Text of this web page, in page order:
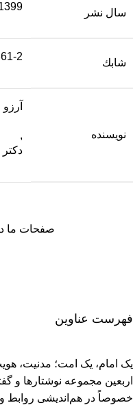
فهرست عناوین
یک امام، یک امت؛ مدنیت،
خصوصاً در هم‌اندیشی روابط
سال نشر
شابك
2
نویسنده
آرزو
,
صفحات ما